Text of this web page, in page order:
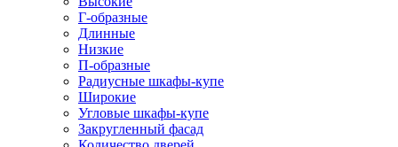
Г-образные
Длинные
Низкие
П-образные
Радиусные шкафы-купе
Широкие
Угловые шкафы-купе
Закругленный фасад